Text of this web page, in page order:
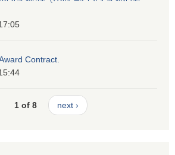
Contract.
1 of 8 next ›